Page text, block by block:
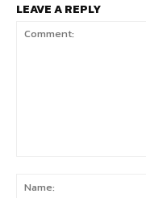
LEAVE A REPLY